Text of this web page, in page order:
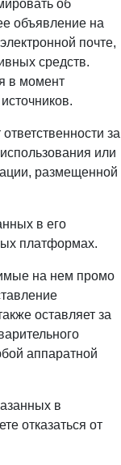
об
объявление на
почте,
средств.
в момент
за
или
размещенной
в его
платформах.
на нем промо
оставляет за
аппаратной
в
отказаться от